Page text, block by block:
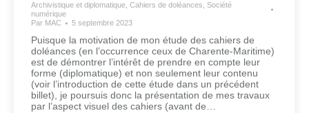
Archivistique et diplomatique, Cahiers de doléances, Société
numérique
Par MAC 5 septembre 2023
Puisque la motivation de mon étude des cahiers de
doléances (en l’occurrence ceux de Charente-Maritime)
est de démontrer l’intérêt de prendre en compte leur
forme (diplomatique) et non seulement leur contenu
(voir l’introduction de cette étude dans un précédent
billet), je poursuis donc la présentation de mes travaux
par l’aspect visuel des cahiers (avant de…